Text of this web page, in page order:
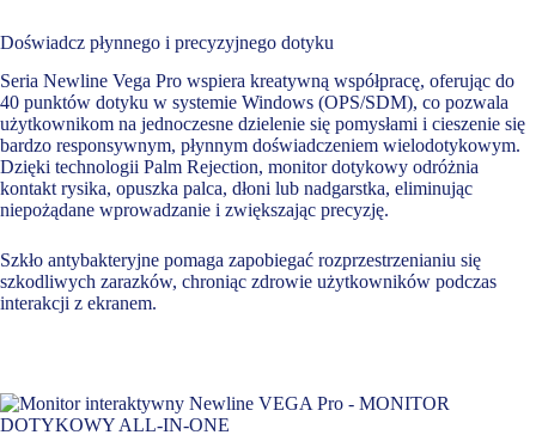
Doświadcz płynnego i precyzyjnego dotyku
Seria Newline Vega Pro wspiera kreatywną współpracę, oferując do
40 punktów dotyku w systemie Windows (OPS/SDM), co pozwala
użytkownikom na jednoczesne dzielenie się pomysłami i cieszenie się
bardzo responsywnym, płynnym doświadczeniem wielodotykowym.
Dzięki technologii Palm Rejection, monitor dotykowy odróżnia
kontakt rysika, opuszka palca, dłoni lub nadgarstka, eliminując
niepożądane wprowadzanie i zwiększając precyzję.
Szkło antybakteryjne pomaga zapobiegać rozprzestrzenianiu się
szkodliwych zarazków, chroniąc zdrowie użytkowników podczas
interakcji z ekranem.